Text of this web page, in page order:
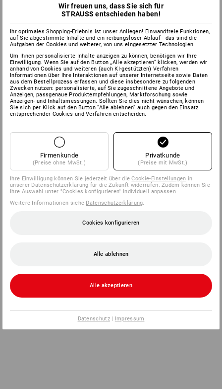
Wir freuen uns, dass Sie sich für
STRAUSS entschieden haben!
Ihr optimales Shopping-Erlebnis ist unser Anliegen! Einwandfreie Funktionen,
auf Sie abgestimmte Inhalte und ein reibungsloser Ablauf - das sind die
Aufgaben der Cookies und weiterer, von uns eingesetzter Technologien.
Um Ihnen personalisierte Inhalte anzeigen zu können, benötigen wir Ihre
Einwilligung. Wenn Sie auf den Button „Alle akzeptieren“ klicken, werden wir
anhand von Cookies und weiteren (auch KI-gestützten) Verfahren
Informationen über Ihre Interaktionen auf unserer Internetseite sowie Daten
aus dem Bestellprozess erfassen und diese insbesondere zu folgenden
Zwecken nutzen: personalisierte, auf Sie zugeschnittene Angebote und
Anzeigen, passgenaue Produktempfehlungen, Marktforschung sowie
Anzeigen- und Inhaltsmessungen. Sollten Sie dies nicht wünschen, können
Sie sich per Klick auf den Button “Alle ablehnen” auch gegen den Einsatz
entsprechender Cookies und Verfahren entscheiden.
Firmenkunde
(Preise ohne MwSt.)
Privatkunde
(Preise mit MwSt.)
Ihre Einwilligung können Sie jederzeit über dieCookie-Einstellungen in
unserer Datenschutzerklärung für die Zukunft widerrufen. Zudem können Sie
Ihre Auswahl unter "Cookies konfigurieren" individuell anpassen
Weitere Informationen siehe Datenschutzerklärung
Cookies konfigurieren
Alle ablehnen
Alle akzeptieren
Datenschutz| Impressum